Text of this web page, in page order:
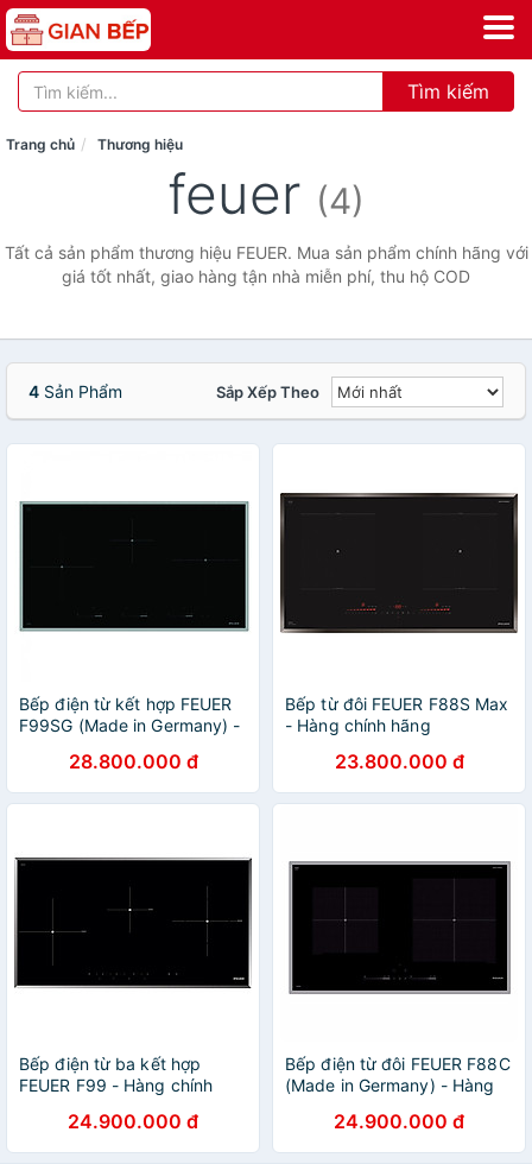
Tìm kiếm
Trang chủ Thương hiệu
feuer (4)
Tất cả sản phẩm thương hiệu FEUER. Mua sản phẩm chính hãng với
giá tốt nhất, giao hàng tận nhà miễn phí, thu hộ COD
4 Sản Phẩm Sắp Xếp Theo
Bếp điện từ kết hợp FEUER
F99SG (Made in Germany) -
28.800.000 đ
Bếp từ đôi FEUER F88S Max
- Hàng chính hãng
23.800.000 đ
Bếp điện từ ba kết hợp
FEUER F99 - Hàng chính
24.900.000 đ
Bếp điện từ đôi FEUER F88C
(Made in Germany) - Hàng
24.900.000 đ